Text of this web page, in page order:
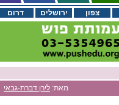
דרום ירושלים צפון
מאת: לירן דברת-גבאי